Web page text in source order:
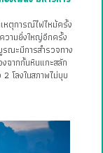
หตุการณ์ไฟไหม้ครั้ง
วามยิ่งใหญ่อีกครั้ง
ณะมีการสำรวจทาง
ฉากกั้นหินแกะสลัก
โลงในสภาพไม่บุบ